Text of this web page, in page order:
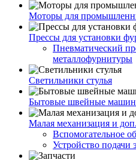
Моторы для
Прессы для установки
Пневматический
металлофурнитуры
Светильники стулья
Бытовые швейные
Малая механизация и
Вспомогательное
Устройство подачи